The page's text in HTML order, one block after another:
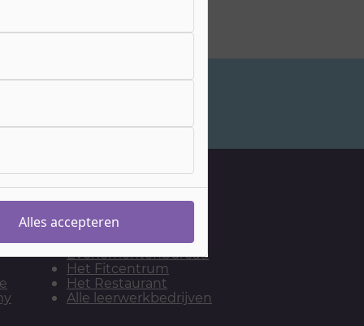
Onze leerwerkbedrijven
De Kapsalon
Evenementenbureau
Het Fitcentrum
Het Restaurant
Alle leerwerkbedrijven
Alles accepteren